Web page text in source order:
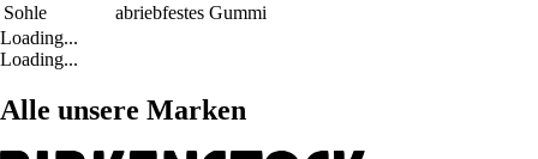
Sohle
abriebfestes Gummi
Loading...
Loading...
Alle unsere Marken